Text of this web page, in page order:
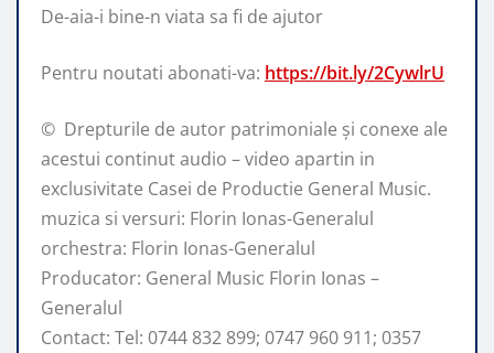
De-aia-i bine-n viata sa fi de ajutor
Pentru noutati abonati-va: https://bit.ly/2CywlrU
© ️ Drepturile de autor patrimoniale și conexe ale
acestui continut audio – video apartin in
exclusivitate Casei de Productie General Music.
muzica si versuri: Florin Ionas-Generalul
orchestra: Florin Ionas-Generalul
Producator: General Music Florin Ionas –
Generalul
Contact: Tel: 0744 832 899; 0747 960 911; 0357